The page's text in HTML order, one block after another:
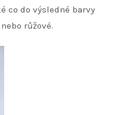
co do výsledné barvy
růžové.